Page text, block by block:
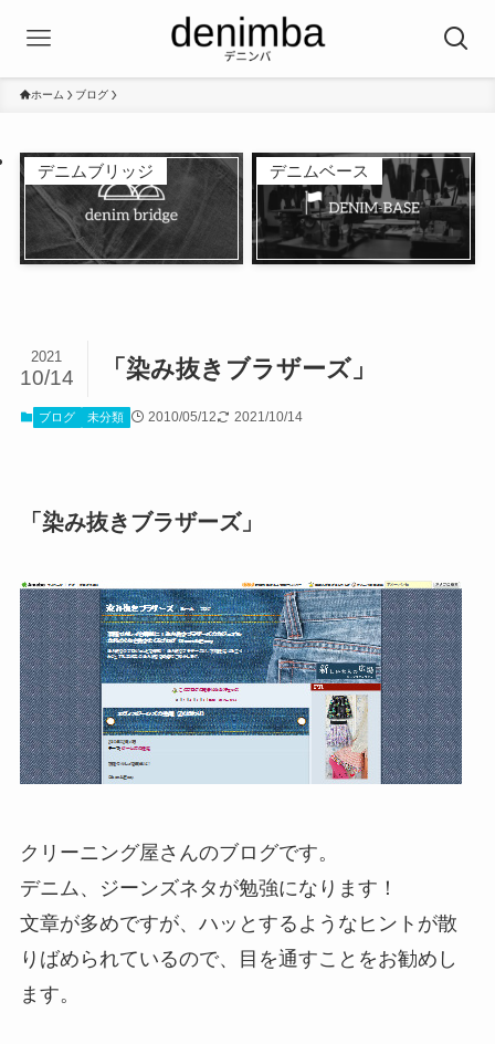
ホーム ブログ
デニムブリッジ デニムベース
「染み抜きブラザーズ」
2021
10/14
ブログ 未分類 2010/05/12 2021/10/14
「染み抜きブラザーズ」
クリーニング屋さんのブログです。
デニム、ジーンズネタが勉強になります！
文章が多めですが、ハッとするようなヒントが散
りばめられているので、目を通すことをお勧めし
ます。